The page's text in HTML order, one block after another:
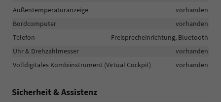
Außentemperaturanzeige
vorhanden
Bordcomputer
vorhanden
Telefon
Freisprecheinrichtung, Bluetooth
Uhr & Drehzahlmesser
vorhanden
Volldigitales Kombiinstrument (Virtual Cockpit)
vorhanden
Sicherheit & Assistenz